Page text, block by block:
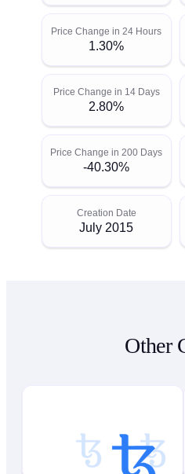
Price Change in 24 Hours
1.30%
Price Change in 14 Days
2.80%
Price Change in 200 Days
-40.30%
Creation Date
July 2015
Other